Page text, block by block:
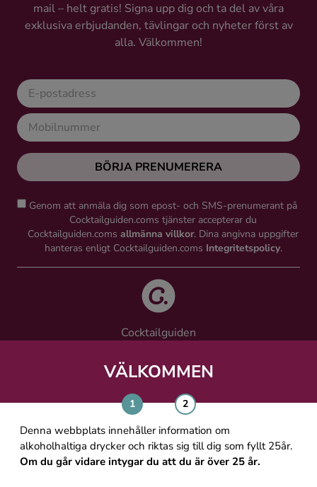
VÄLKOMMEN
Denna webbplats innehåller information om
alkoholhaltiga drycker och riktas sig till dig som fyllt 25år.
Om du går vidare intygar du att du är över 25 år.
mail – helt gratis! Signa upp dig och ta del av våra
exklusiva erbjudanden, tävlingar och nyheter först av
alla. Välkommen!
BÖRJA PRENUMERERA
Genom att anmäla dig som epost- och SMS-prenumerant på
Cocktailguiden.coms tjänster accepterar du
Cocktailguiden.coms allmänna villkor. Dina angivna uppgifter
hanteras enligt Cocktailguiden.coms Integritetspolicy.
Cocktailguiden
Västra Järnvägsgatan 21, 111 64 Stockholm